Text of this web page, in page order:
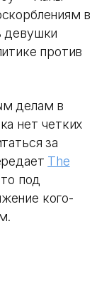
в
девушки
против
делам в
нет четких
за
The
под
кого-